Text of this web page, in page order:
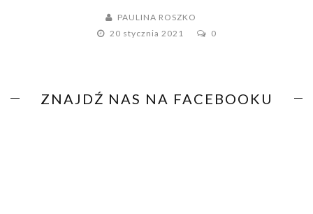
PAULINA ROSZKO
20 stycznia 2021
0
ZNAJDŹ NAS NA FACEBOOKU